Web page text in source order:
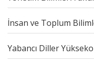
İnsan ve Toplum
Yabancı Diller